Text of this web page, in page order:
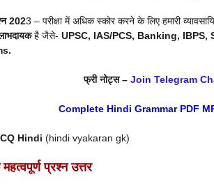
2023 – परीक्षा में अधिक स्कोर करने के लिए हमारी
है जैसे- UPSC, IAS/PCS, Banking,
फ्री नोट्स – Join Telegram
Complete Hindi Grammar PDF
Hindi (hindi vyakaran gk)
प्रश्न उत्तर